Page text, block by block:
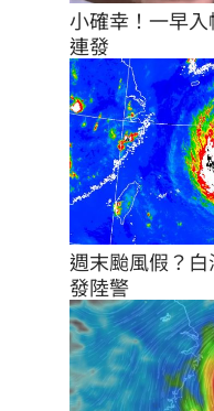
小確幸！一早
連發
週末颱風假？
發陸警